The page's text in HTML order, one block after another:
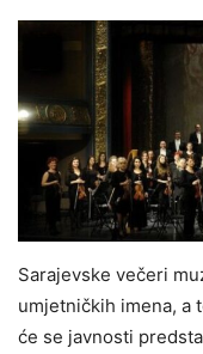
Sarajevske večeri
umjetničkih imena, a
će se javnosti